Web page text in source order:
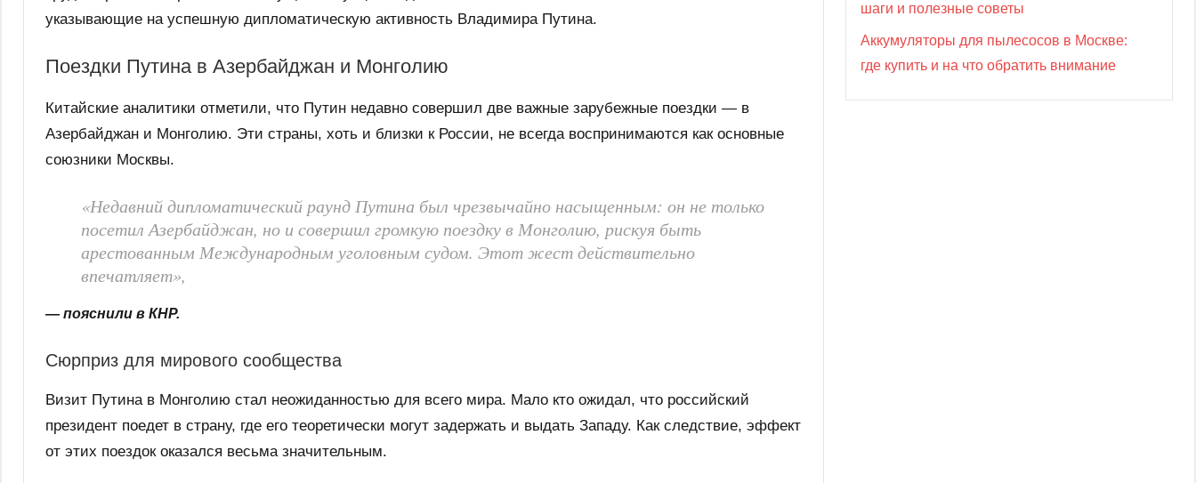
указывающие на успешную дипломатическую активность Владимира Путина.
Поездки Путина в Азербайджан и Монголию
Китайские аналитики отметили, что Путин недавно совершил две важные зарубежные поездки — в
Азербайджан и Монголию. Эти страны, хоть и близки к России, не всегда воспринимаются как основные
союзники Москвы.
«Недавний дипломатический раунд Путина был чрезвычайно насыщенным: он не только
посетил Азербайджан, но и совершил громкую поездку в Монголию, рискуя быть
арестованным Международным уголовным судом. Этот жест действительно
впечатляет»,
— пояснили в КНР.
Сюрприз для мирового сообщества
Визит Путина в Монголию стал неожиданностью для всего мира. Мало кто ожидал, что российский
президент поедет в страну, где его теоретически могут задержать и выдать Западу. Как следствие, эффект
от этих поездок оказался весьма значительным.
шаги и полезные советы
Аккумуляторы для пылесосов в Москве:
где купить и на что обратить внимание